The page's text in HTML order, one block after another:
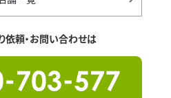
依頼・お問い合わせは